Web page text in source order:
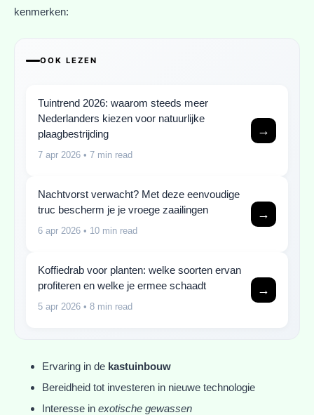
kenmerken:
OOK LEZEN
Tuintrend 2026: waarom steeds meer
Nederlanders kiezen voor natuurlijke
plaagbestrijding
7 apr 2026 • 7 min read
→
Nachtvorst verwacht? Met deze eenvoudige
truc bescherm je je vroege zaailingen
6 apr 2026 • 10 min read
→
Koffiedrab voor planten: welke soorten ervan
profiteren en welke je ermee schaadt
5 apr 2026 • 8 min read
→
Ervaring in de kastuinbouw
Bereidheid tot investeren in nieuwe technologie
Interesse in exotische gewassen